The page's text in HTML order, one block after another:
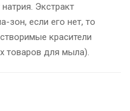
Экстракт
зон, если его нет, то
красители
товаров для мыла).